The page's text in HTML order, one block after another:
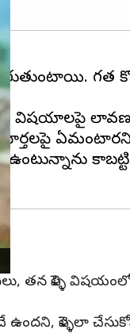
గత
విషయాలపై లావణ్య
ఏమంటారని
తన పెళ్ళి
ఉందని,